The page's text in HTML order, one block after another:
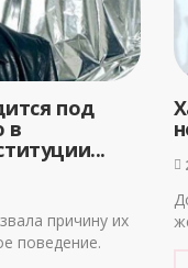
под
в
причину их
поведение.